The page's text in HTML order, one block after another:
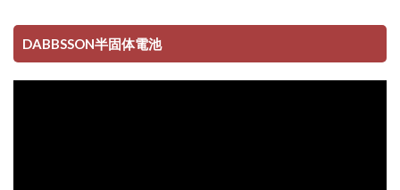
DABBSSON半固体電池